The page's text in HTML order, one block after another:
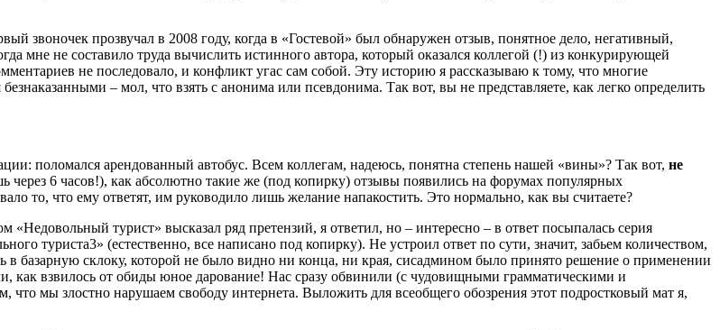
звоночек прозвучал в 2008 году, когда в «Гостевой» был обнаружен отзыв, понятное дело, негативный,
мне не составило труда вычислить истинного автора, который оказался коллегой (!) из конкурирующей
не последовало, и конфликт угас сам собой. Эту историю я рассказываю к тому, что многие
– мол, что взять с анонима или псевдонима. Так вот, вы не представляете, как легко определить
поломался арендованный автобус. Всем коллегам, надеюсь, понятна степень нашей «вины»? Так вот, не
через 6 часов!), как абсолютно такие же (под копирку) отзывы появились на форумах популярных
то, что ему ответят, им руководило лишь желание напакостить. Это нормально, как вы считаете?
турист» высказал ряд претензий, я ответил, но – интересно – в ответ посыпалась серия
туриста3» (естественно, все написано под копирку). Не устроил ответ по сути, значит, забьем количеством,
в базарную склоку, которой не было видно ни конца, ни края, сисадмином было принято решение о применении
взвилось от обиды юное дарование! Нас сразу обвинили (с чудовищными грамматическими и
мы злостно нарушаем свободу интернета. Выложить для всеобщего обозрения этот подростковый мат я,